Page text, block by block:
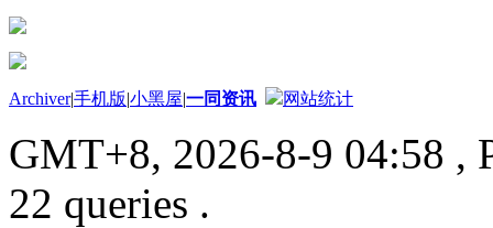
Archiver|手机版|小黑屋|一同资讯 网站统计
GMT+8, 2026-8-9 04:58 ,
22 queries .